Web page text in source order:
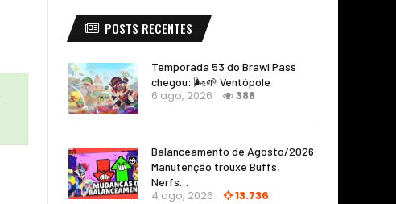
POSTS RECENTES
Temporada 53 do Brawl Pass
chegou: 🌬️🌱 Ventópole
6 ago, 2026 388
Balanceamento de Agosto/2026:
Manutenção trouxe Buffs,
Nerfs…
4 ago, 2026 13.736